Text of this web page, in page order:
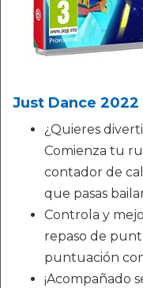
Just Dance 2022
¿Quieres
Comienza tu
contador de
que pasas
Controla y
repaso de
puntuación
¡Acompañado